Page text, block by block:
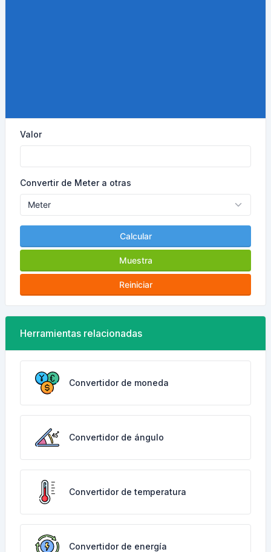
Valor
Convertir de Meter a otras
Calcular
Muestra
Reiniciar
Herramientas relacionadas
Convertidor de moneda
Convertidor de ángulo
Convertidor de temperatura
Convertidor de energía